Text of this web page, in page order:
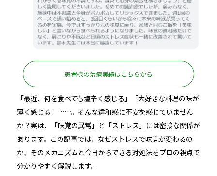
患者様の治療実績はこちらから
「最近、何を食べても塩辛く感じる」「大好きな料理の味が
薄く感じる」……。そんな違和感に不安を感じていません
か？実は、「味覚の異常」と「ストレス」には密接な関係が
あります。この記事では、なぜストレスで味覚が変わるの
か、そのメカニズムと今日からできる対処法をプロの視点で
分かりやすく解説します。